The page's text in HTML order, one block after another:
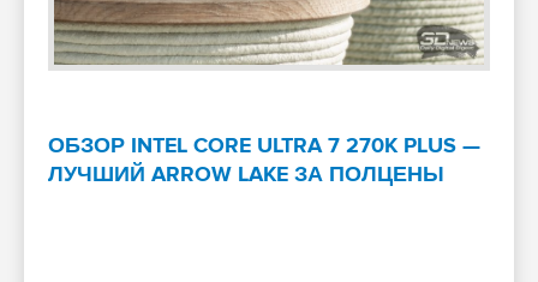
ОБЗОР INTEL CORE ULTRA 7 270K PLUS —
ЛУЧШИЙ ARROW LAKE ЗА ПОЛЦЕНЫ